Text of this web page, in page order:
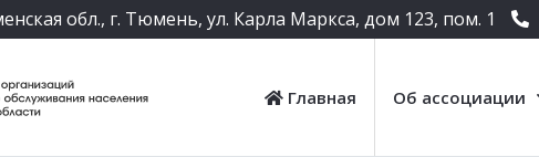
обл., г. Тюмень, ул. Карла Маркса, дом 123, пом. 1
Главная Об ассоциации